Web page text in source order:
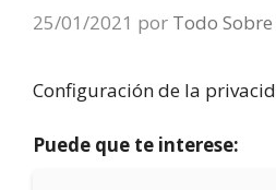
25/01/2021 por Todo
Configuración de la
Puede que te interese: